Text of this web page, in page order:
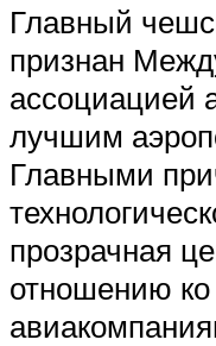
Главный
признан
ассоциацией
лучшим
Главными
прозрачная
отношению